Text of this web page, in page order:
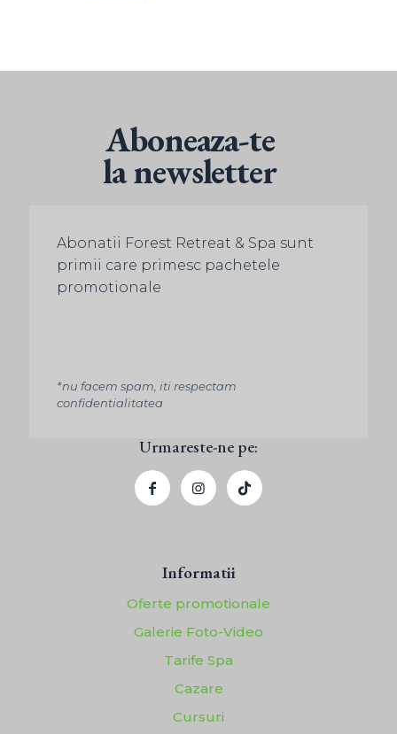
Aboneaza-te
la newsletter
Abonatii Forest Retreat & Spa sunt
primii care primesc pachetele
promotionale
*nu facem spam, iti respectam
confidentialitatea
Urmareste-ne pe:
Informatii
Oferte promotionale
Galerie Foto-Video
Tarife Spa
Cazare
Cursuri